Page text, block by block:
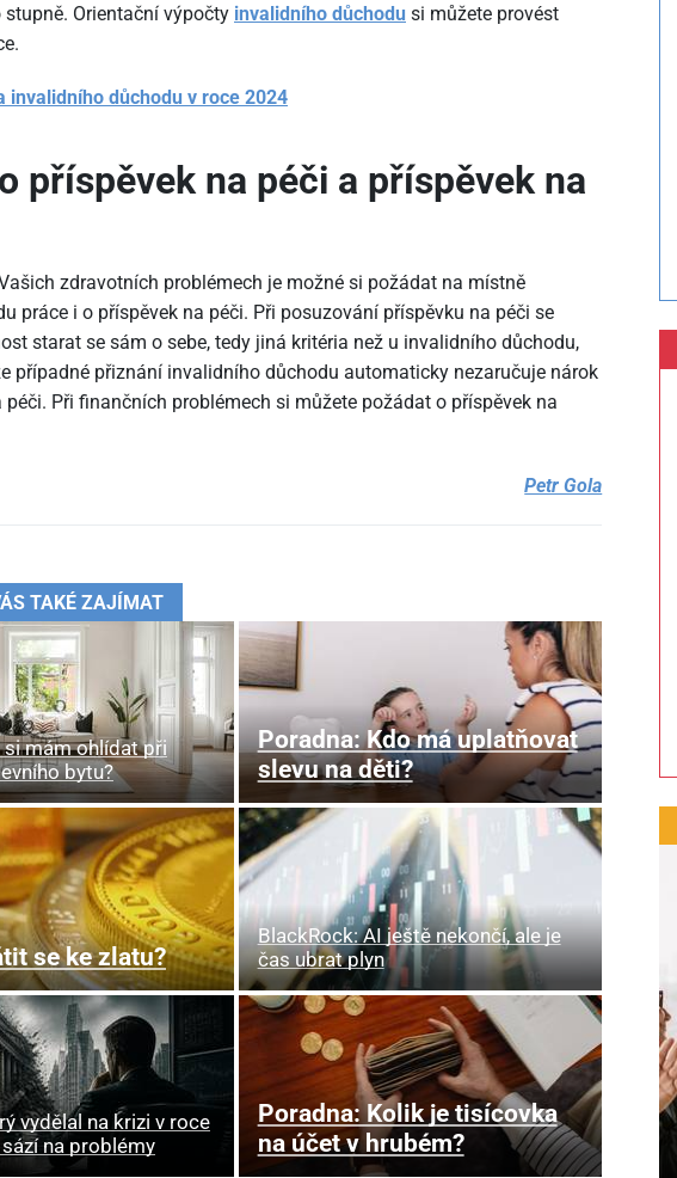
Orientační výpočty invalidního důchodu si můžete provést
invalidního důchodu v roce 2024
příspěvek na péči a příspěvek na
zdravotních problémech je možné si požádat na místně
práce i o příspěvek na péči. Při posuzování příspěvku na péči se
starat se sám o sebe, tedy jiná kritéria než u invalidního důchodu,
případné přiznání invalidního důchodu automaticky nezaručuje nárok
péči. Při finančních problémech si můžete požádat o příspěvek na
Petr Gola
TAKÉ ZAJÍMAT
si mám ohlídat při
bytu?
Poradna: Kdo má uplatňovat
slevu na děti?
se ke zlatu?
BlackRock: AI ještě nekončí, ale je
čas ubrat plyn
vydělal na krizi v roce
na problémy
Poradna: Kolik je tisícovka
na účet v hrubém?